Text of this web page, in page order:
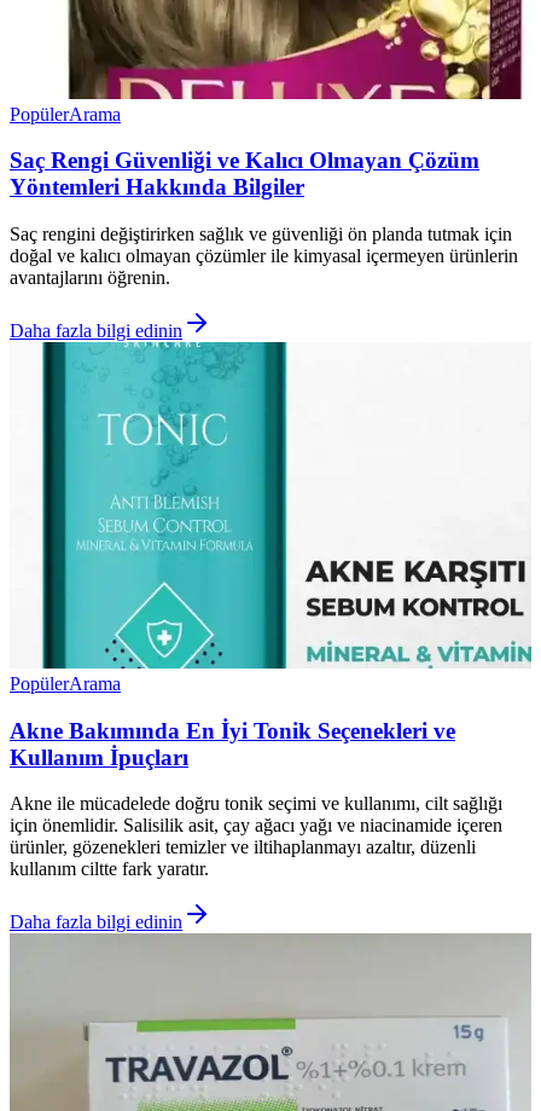
PopülerArama
Saç Rengi Güvenliği ve Kalıcı Olmayan Çözüm
Yöntemleri Hakkında Bilgiler
Saç rengini değiştirirken sağlık ve güvenliği ön planda tutmak için
doğal ve kalıcı olmayan çözümler ile kimyasal içermeyen ürünlerin
avantajlarını öğrenin.
Daha fazla bilgi edinin
PopülerArama
Akne Bakımında En İyi Tonik Seçenekleri ve
Kullanım İpuçları
Akne ile mücadelede doğru tonik seçimi ve kullanımı, cilt sağlığı
için önemlidir. Salisilik asit, çay ağacı yağı ve niacinamide içeren
ürünler, gözenekleri temizler ve iltihaplanmayı azaltır, düzenli
kullanım ciltte fark yaratır.
Daha fazla bilgi edinin